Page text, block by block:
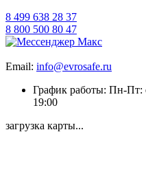
8 499 638 28 37
8 800 500 80 47
Email: info@evrosafe.ru
График работы: Пн-Пт:
19:00
загрузка карты...